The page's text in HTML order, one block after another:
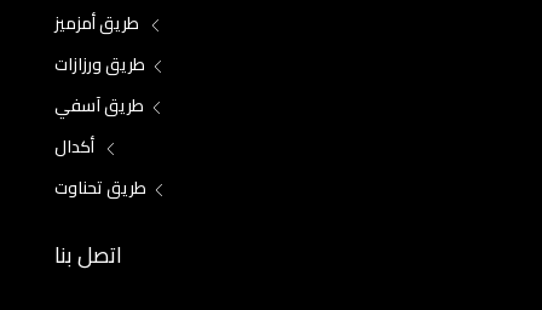
طريق أمزميز
طريق ورزازات
طريق آسفي
أكدال
طريق تحناوت
اتصل بنا